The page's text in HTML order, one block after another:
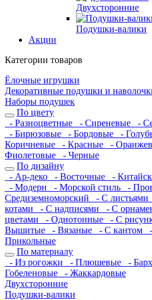
Двухсторонние
Подушки-валики
Акции
Категории товаров
Ёлочные игрушки
Декоративные подушки и
Наборы подушек
По цвету
- Разноцветные
- Сиреневые -
- Бирюзовые
- Бордовые -
Коричневые
- Красные -
Фиолетовые
- Черные
По дизайну
- Ар-деко
- Восточные -
- Модерн
- Морской стиль -
Средиземноморский
- С листьями
котами
- С надписями - С
цветами
- Однотонные - С
Вышитые
- Вязаные - С кантом
Прикольные
По материалу
- Из рогожки
- Плюшевые -
Гобеленовые
- Жаккардовые
Двухсторонние
Подушки-валики